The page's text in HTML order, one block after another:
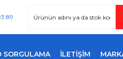
SORGULAMA İLETİŞİM